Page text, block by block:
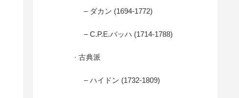
– ダカン (1694-1772)
– C.P.E.バッハ (1714-1788)
· 古典派
– ハイドン (1732-1809)